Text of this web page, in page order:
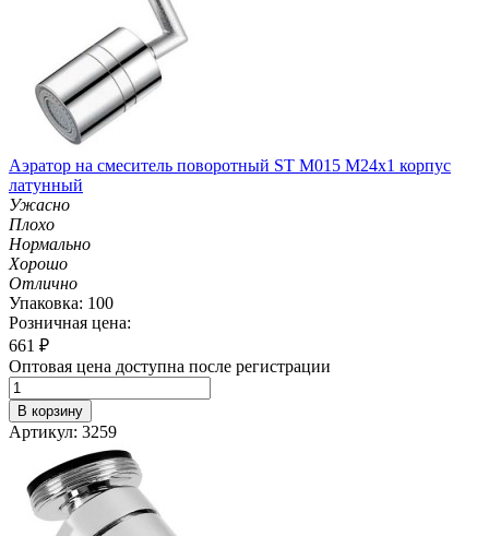
Аэратор на смеситель поворотный ST M015 M24х1 корпус
латунный
Ужасно
Плохо
Нормально
Хорошо
Отлично
Упаковка: 100
Розничная цена:
661 ₽
Оптовая цена доступна после регистрации
В корзину
Артикул: 3259